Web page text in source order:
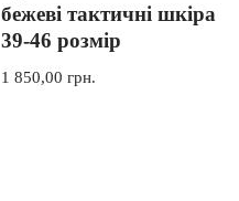
бежеві тактичні шкіра
39-46 розмір
1 850,00грн.